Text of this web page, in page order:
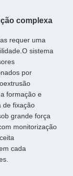
complexa
requer uma
sistema
por
formação e
de fixação
grande força
monitorização
cada